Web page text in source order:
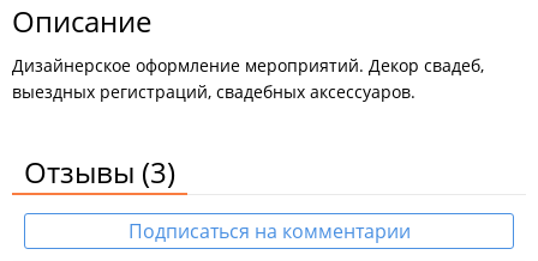
Описание
Дизайнерское оформление мероприятий. Декор свадеб,
выездных регистраций, свадебных аксессуаров.
Отзывы (3)
Подписаться на комментарии